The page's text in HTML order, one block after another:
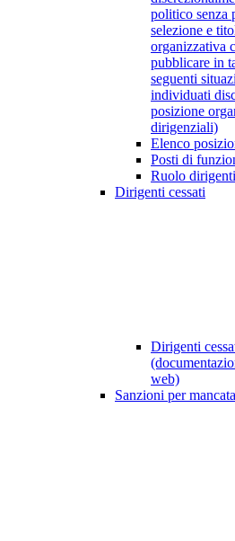
politico senza
selezione e
organizzativa
pubblicare in
seguenti
individuati
posizione
dirigenziali)
Elenco
Posti di
Ruolo dirigenti
Dirigenti cessati
Dirigenti
web)
Sanzioni per